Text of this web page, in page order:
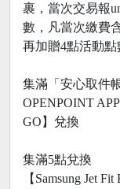
裹，當次交易報
數，凡當次繳費
再加贈4點活動點
集滿「安心取件
OPENPOINT
GO】兌換
集滿5點兌換
【Samsung Jet